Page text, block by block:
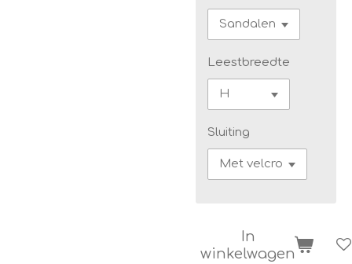
Leestbreedte
Sluiting
In
winkelwagen